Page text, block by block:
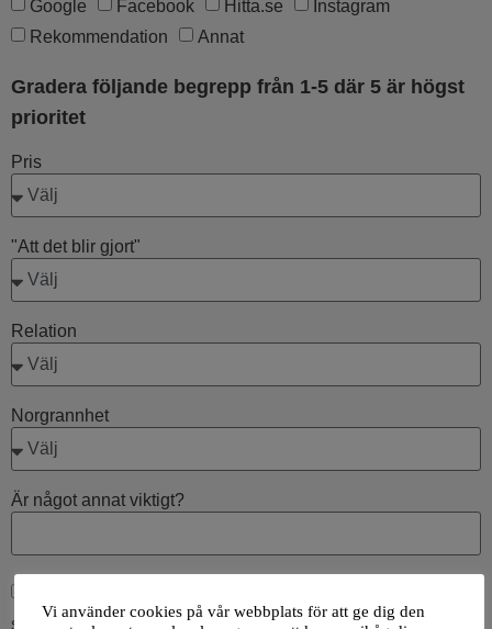
Google
Facebook Hitta.se
Instagram
Rekommendation
Annat
Gradera följande begrepp från 1-5 där 5 är högst
prioritet
Pris
"Att det blir gjort"
Relation
Norgrannhet
Är något annat viktigt?
sparar och bearbetar dina uppgifter enligt vår
Vi använder cookies på vår webbplats för att ge dig den